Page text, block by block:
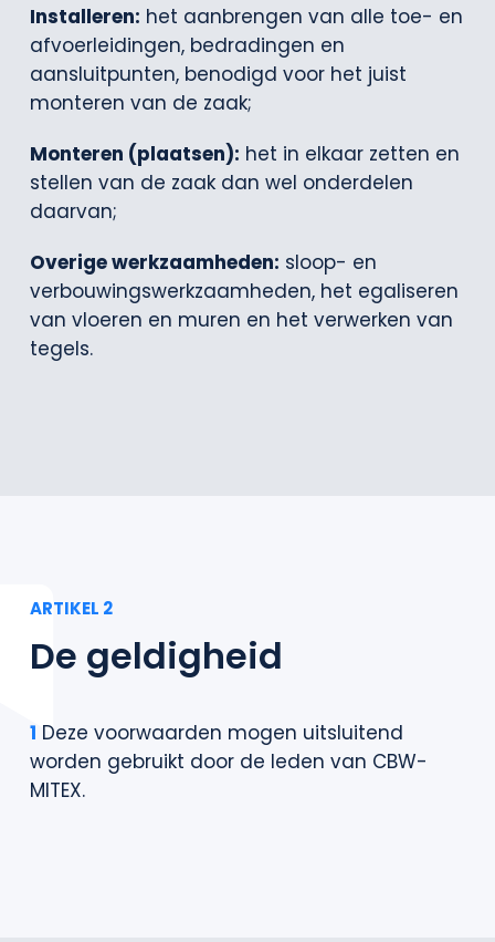
Installeren: het aanbrengen van alle toe- en
afvoerleidingen, bedradingen en
aansluitpunten, benodigd voor het juist
monteren van de zaak;
Monteren (plaatsen): het in elkaar zetten en
stellen van de zaak dan wel onderdelen
daarvan;
Overige werkzaamheden: sloop- en
verbouwingswerkzaamheden, het egaliseren
van vloeren en muren en het verwerken van
tegels.
ARTIKEL 2
De geldigheid
1 Deze voorwaarden mogen uitsluitend
worden gebruikt door de leden van CBW-
MITEX.